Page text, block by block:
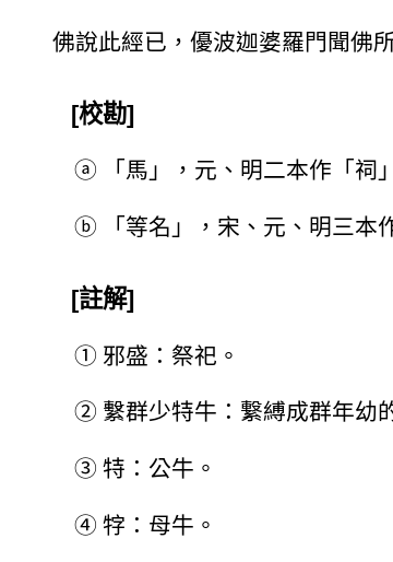
佛說此經已，優波迦婆羅門聞佛
[校勘]
ⓐ 「馬」，元、明二本作「祠
ⓑ 「等名」，宋、元、明三本
[註解]
① 邪盛：祭祀。
② 繫群少特牛：繋縛成群年幼
③ 特：公牛。
④ 牸：母牛。